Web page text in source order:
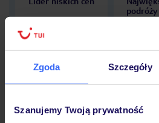
Zgoda Szczegóły
Szanujemy Twoją prywatność